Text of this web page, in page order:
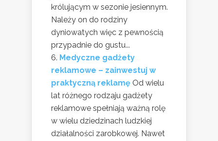
królującym w sezonie jesiennym.
Należy on do rodziny
dyniowatych więc z pewnością
przypadnie do gustu...
Medyczne gadżety
reklamowe – zainwestuj w
praktyczną reklamę Od wielu
lat różnego rodzaju gadżety
reklamowe spełniają ważną rolę
w wielu dziedzinach ludzkiej
działalności zarobkowej. Nawet